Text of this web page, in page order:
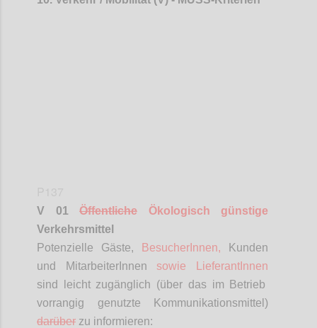
V 01 Öffentliche Ökologisch günstige
Verkehrsmittel
Potenzielle Gäste,
BesucherInnen,
Kunden
und
MitarbeiterInnen sowie
LieferantInnen
sind leicht zugänglich (über das im Betrieb
vorrangig genutzte Kommunikationsmittel)
darüber zu informieren: